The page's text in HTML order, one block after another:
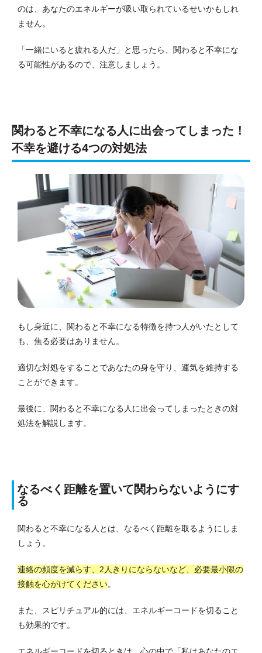
のは、あなたのエネルギーが吸い取られているせいかもしれ
ません。
「一緒にいると疲れる人だ」と思ったら、関わると不幸にな
る可能性があるので、注意しましょう。
関わると不幸になる人に出会ってしまった！
不幸を避ける4つの対処法
もし身近に、関わると不幸になる特徴を持つ人がいたとして
も、焦る必要はありません。
適切な対処をすることであなたの身を守り、運気を維持する
ことができます。
最後に、関わると不幸になる人に出会ってしまったときの対
処法を解説します。
なるべく距離を置いて関わらないようにす
る
関わると不幸になる人とは、なるべく距離を取るようにしま
しょう。
連絡の頻度を減らす、2人きりにならないなど、必要最小限の
接触を心がけてください。
また、スピリチュアル的には、エネルギーコードを切ること
も効果的です。
エネルギーコードを切るときは、心の中で「私はあなたのエ